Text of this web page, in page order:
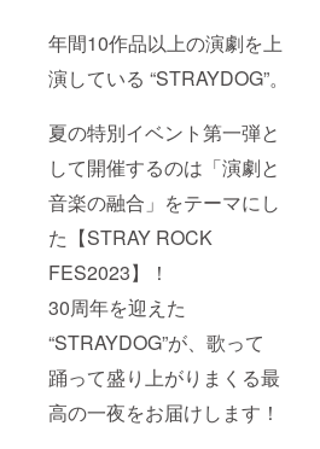
年間10作品以上の演劇を上
演している “STRAYDOG”。
夏の特別イベント第一弾と
して開催するのは「演劇と
音楽の融合」をテーマにし
た【STRAY ROCK
FES2023】！
30周年を迎えた
“STRAYDOG”が、歌って
踊って盛り上がりまくる最
高の一夜をお届けします！